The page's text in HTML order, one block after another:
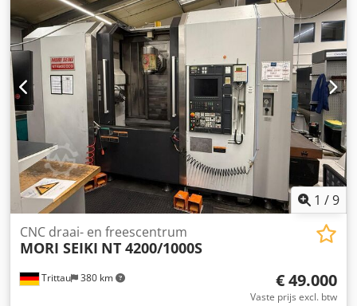
171
, Geen minimumprijs – gegarandeerde verkoop aan de
hoogste bieder! TECHNISCHE DETAILS Verplaatsingen
X/Y/Z: 1.000 x 900 x 1.000 mm Palletformaat: 630 x 630 mm
Cjdpfxewu Epao Ahmeha Aantal pallets: 2 Maximale
werkstukgrootte: 1.000 mm diameter x 1.000 mm hoogte
Maximaal werkstukgewicht: 1.200 kg Spilvermogen: 40 pk
Spiltoerental: 6.000 omw/min Gereedschapsmagazijn: 171
plaatsen Spilopname: DIN50 UITRUSTING -
Koelmiddelaanvoer door de spil - Spaanafvoer
1 /9
Trittau 380 km
CNC draai- en freescentrum
MORI SEIKI NT 4200/1000S
€ 49.000
Vaste prijs excl. btw